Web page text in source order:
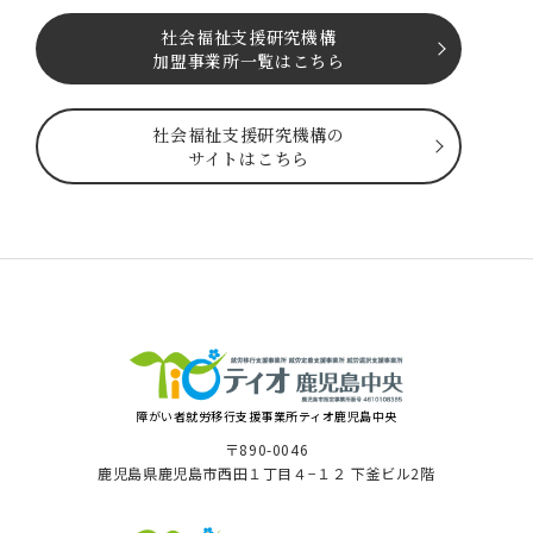
社会福祉⽀援研究機構
加盟事業所一覧はこちら
社会福祉⽀援研究機構の
サイトはこちら
障がい者就労移⾏⽀援事業所ティオ⿅児島中央
〒890-0046
⿅児島県⿅児島市⻄⽥１丁⽬４−１２ 下釜ビル2階